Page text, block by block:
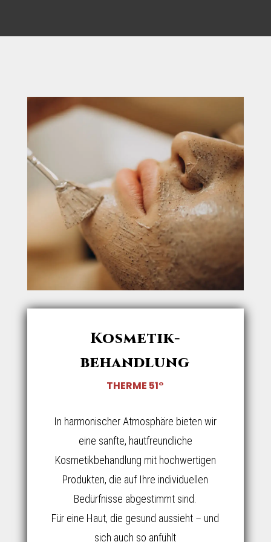
Kosmetik­
behandlung
THERME 51°
In harmonischer Atmosphäre bieten wir
eine sanfte, hautfreundliche
Kosmetikbehandlung mit hochwertigen
Produkten, die auf Ihre individuellen
Bedürfnisse abgestimmt sind.
Für eine Haut, die gesund aussieht – und
sich auch so anfühlt